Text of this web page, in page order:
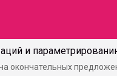
окончательных